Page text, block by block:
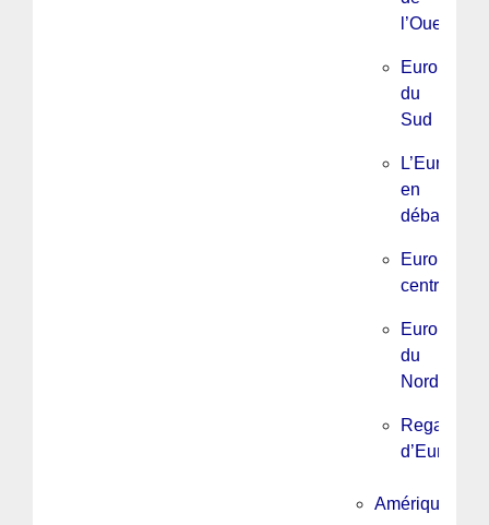
l’Ouest
Europe
du
Sud
L’Europe
en
débats
Europe
centrale
Europe
du
Nord
Regards
d’Europe
Amérique